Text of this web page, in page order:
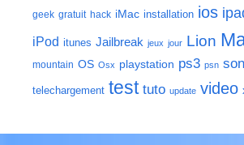
geek gratuit hack iMac installation ios
iPod itunes Jailbreak jeux jour Lion
mountain OS Osx playstation ps3 psn
telechargement test tuto update video